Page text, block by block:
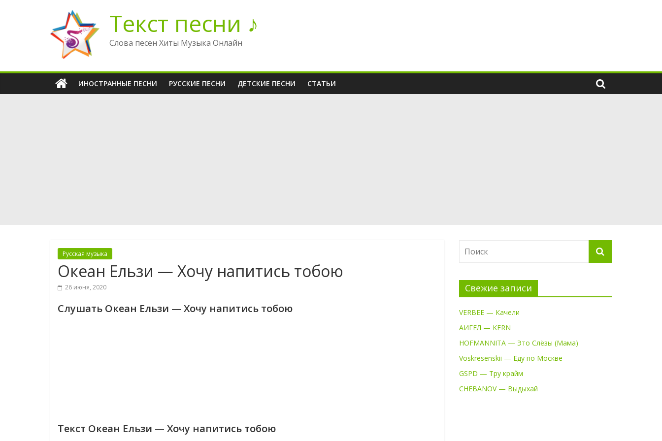
содержимому
Текст песни ♪
Слова песен Хиты Музыка Онлайн
ИНОСТРАННЫЕ ПЕСНИ РУССКИЕ ПЕСНИ ДЕТСКИЕ ПЕСНИ СТАТЬИ
Русская музыка
Океан Ельзи — Хочу напитись тобою
26 июня, 2020
Слушать Океан Ельзи — Хочу напитись тобою
Текст Океан Ельзи — Хочу напитись тобою
Свежие записи
VERBEE — Качели
АИГЕЛ — KERN
HOFMANNITA — Это Слёзы (Мама)
Voskresenskii — Еду по Москве
GSPD — Тру крайм
CHEBANOV — Выдыхай